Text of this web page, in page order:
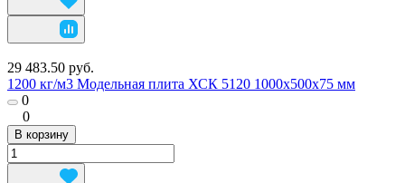
29 483.50 руб.
1200 кг/м3 Модельная плита ХСК 5120 1000х500х75 мм
0
0
В корзину